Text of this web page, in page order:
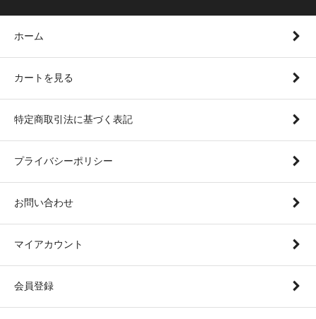
ホーム
カートを見る
特定商取引法に基づく表記
プライバシーポリシー
お問い合わせ
マイアカウント
会員登録